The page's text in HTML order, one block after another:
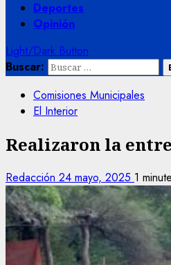
Deportes
Opinión
Light/Dark Button
Buscar:
Comisiones Municipales
El Interior
Realizaron la
Redacción 24 mayo, 2025 1